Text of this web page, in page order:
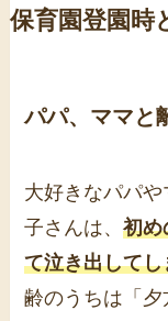
保育園登園時
パパ、ママと
大好きなパパ
子さんは、初め
て泣き出して
齢のうちは「